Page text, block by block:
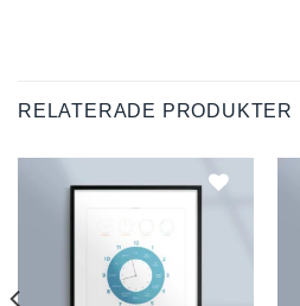
RELATERADE PRODUKTER